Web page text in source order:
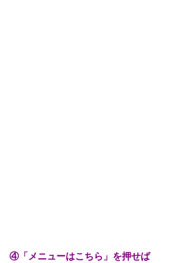
④「メニューはこちら」を押せば